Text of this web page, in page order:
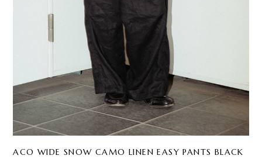
ACO WIDE SNOW CAMO LINEN EASY PANTS BLACK